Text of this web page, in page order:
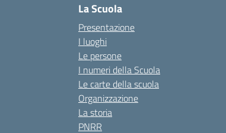
La Scuola
Presentazione
I luoghi
Le persone
I numeri della Scuola
Le carte della scuola
Organizzazione
La storia
PNRR